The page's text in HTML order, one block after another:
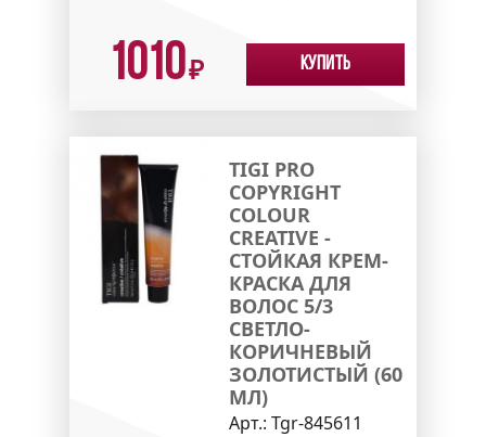
1010₽ Купить
TIGI PRO
COPYRIGHT
COLOUR
CREATIVE -
СТОЙКАЯ КРЕМ-
КРАСКА ДЛЯ
ВОЛОС 5/3
СВЕТЛО-
КОРИЧНЕВЫЙ
ЗОЛОТИСТЫЙ (60
МЛ)
Арт.: Tgr-845611